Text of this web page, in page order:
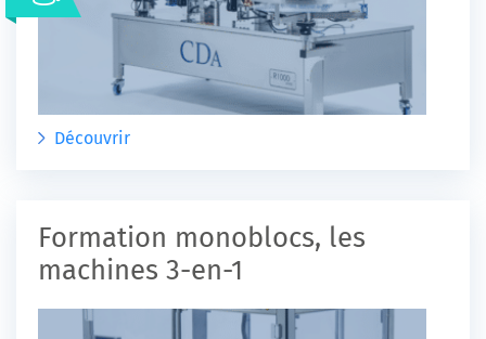
Découvrir
Formation monoblocs, les
machines 3-en-1